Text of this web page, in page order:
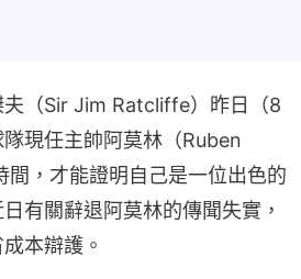
夫（Sir Jim Ratcliffe）昨日（8
現任主帥阿莫林（Ruben
，才能證明自己是一位出色的
有關辭退阿莫林的傳聞失實，
本辯護。